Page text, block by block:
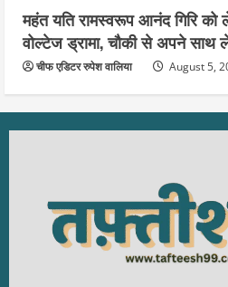
महंत यति रामस्वरूप आनंद गिरि को
वोल्टेज ड्रामा, चौकी से अपने साथ
चीफ एडिटर रुपेश वालिया August 5,